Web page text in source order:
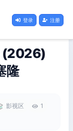
登录 注册
(2026)
隆
影视区
1